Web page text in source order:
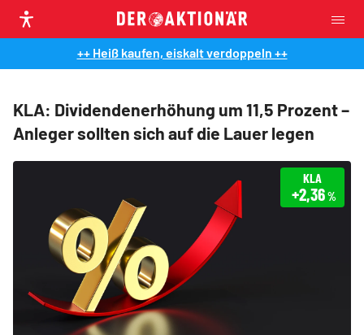
++ Heiß kaufen, eiskalt verdoppeln ++
KLA: Dividendenerhöhung um 11,5 Prozent –
Anleger sollten sich auf die Lauer legen
KLA
+2,36%